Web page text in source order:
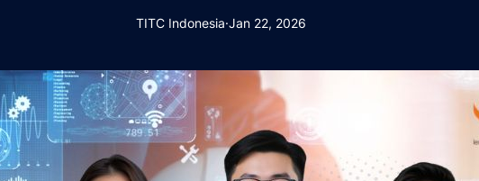
TITC Indonesia·Jan 22, 2026